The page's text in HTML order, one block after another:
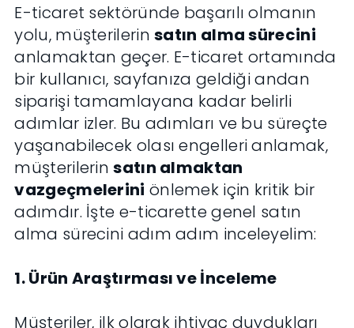
E-ticaret sektöründe başarılı olmanın
yolu, müşterilerinsatın alma sürecini
anlamaktan geçer. E-ticaret ortamında
bir kullanıcı, sayfanıza geldiği andan
siparişi tamamlayana kadar belirli
adımlar izler. Bu adımları ve bu süreçte
yaşanabilecek olası engelleri anlamak,
müşterilerinsatın almaktan
vazgeçmelerini önlemek için kritik bir
adımdır. İşte e-ticarette genel satın
alma sürecini adım adım inceleyelim:
1. Ürün Araştırması ve İnceleme
Müşteriler, ilk olarak ihtiyaç duydukları